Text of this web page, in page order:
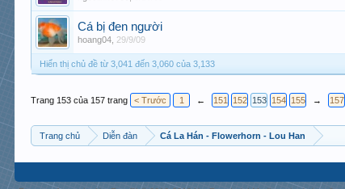
Cá bị đen người
hoang04 29/9/09
Hiển thị chủ đề từ 3,041 đến 3,060 của 3,133
Trang 153 của 157 trang < Trước 1 ← 151 152 153 154 155 → 157
Trang chủ Diễn đàn Cá La Hán - Flowerhorn - Lou Han